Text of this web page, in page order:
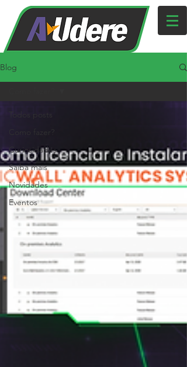
Blog
Como fazer?
Curiosidades
Saiba mais
Novidades
Eventos